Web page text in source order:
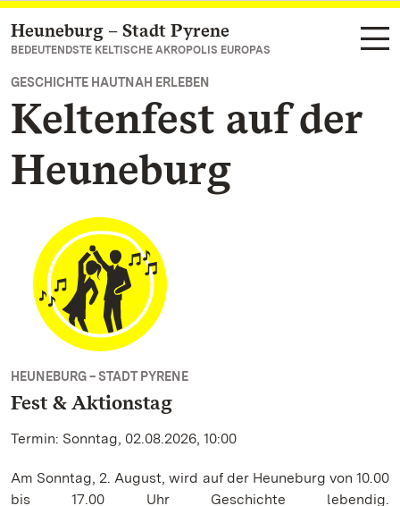
Zum Hauptinhalt springen
Heuneburg – Stadt Pyrene
BEDEUTENDSTE KELTISCHE AKROPOLIS EUROPAS
GESCHICHTE HAUTNAH ERLEBEN
Keltenfest auf der
Heuneburg
HEUNEBURG – STADT PYRENE
Fest & Aktionstag
Termin: Sonntag, 02.08.2026, 10:00
Am Sonntag, 2. August, wird auf der Heuneburg von 10.00
bis 17.00 Uhr Geschichte lebendig.